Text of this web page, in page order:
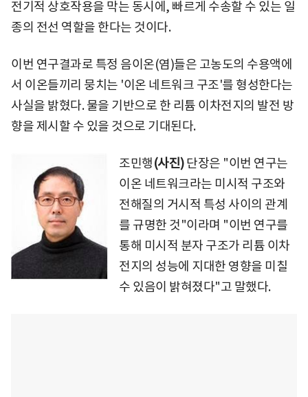
전기적 상호작용을 막는 동시에, 빠르게 수송할 수 있는 일
종의 전선 역할을 한다는 것이다.
이번 연구결과로 특정 음이온(염)들은 고농도의 수용액에
서 이온들끼리 뭉치는 '이온 네트워크 구조'를 형성한다는
사실을 밝혔다. 물을 기반으로 한 리튬 이차전지의 발전 방
향을 제시할 수 있을 것으로 기대된다.
조민행(사진)단장은 "이번 연구는
이온 네트워크라는 미시적 구조와
전해질의 거시적 특성 사이의 관계
를 규명한 것"이라며 "이번 연구를
통해 미시적 분자 구조가 리튬 이차
전지의 성능에 지대한 영향을 미칠
수 있음이 밝혀졌다"고 말했다.